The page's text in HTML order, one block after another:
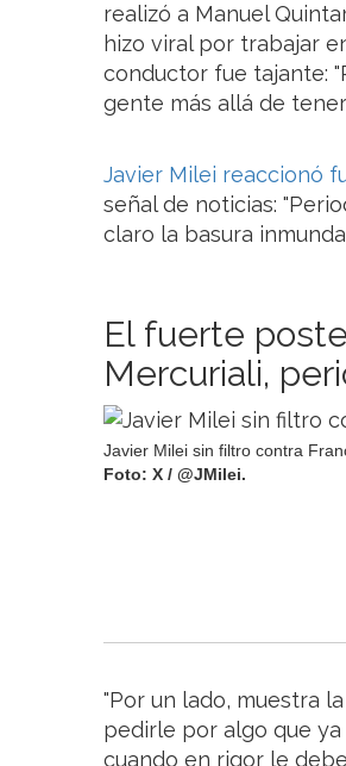
realizó a Manuel
hizo viral por trabajar
conductor fue tajante:
gente más allá de
Javier Milei reaccionó
señal de noticias:
claro la basura
El fuerte
Mercuriali,
Javier Milei sin filtro contra
Foto: X / @JMilei.
"Por un lado, muestra
pedirle por algo que
cuando en rigor le